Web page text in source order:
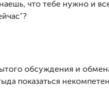
что тебе нужно и
обсуждения и
показаться